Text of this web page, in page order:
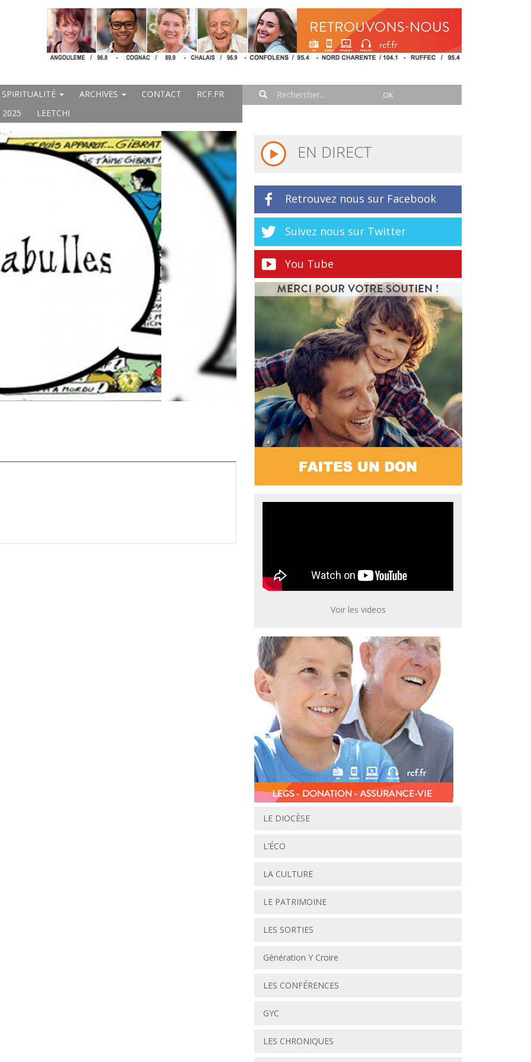
SPIRITUALITÉ ARCHIVES CONTACT
RCF.FR
2025 LEETCHI
EN DIRECT
Retrouvez nous sur Facebook
Suivez nous sur Twitter
You Tube
Voir les videos
LE DIOCÈSE
L’ÉCO
LA CULTURE
LE PATRIMOINE
LES SORTIES
Génération Y Croire
LES CONFÉRENCES
GYC
LES CHRONIQUES